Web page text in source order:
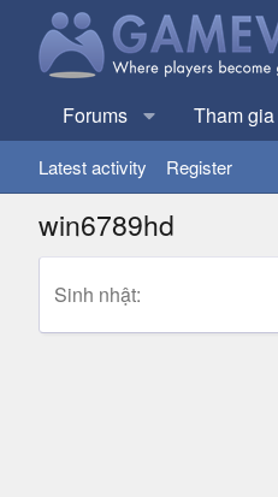
Forums Tham
Latest activity Register
win6789hd
Sinh nhật